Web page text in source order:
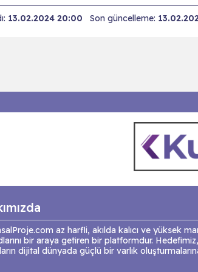
13.02.2024 20:00 Son güncelleme:
az harfli, akılda kalıcı ve yüksek
bir araya getiren bir platformdur.
dijital dünyada güçlü bir varlık